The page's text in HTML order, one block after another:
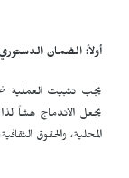
أولاً: الضمان الدستوري
يجب تثبيت العملية
يجعل الاندماج هشاً لذا
المحلية، والحقوق